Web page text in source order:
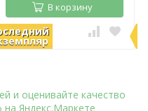
В корзину
В наличии